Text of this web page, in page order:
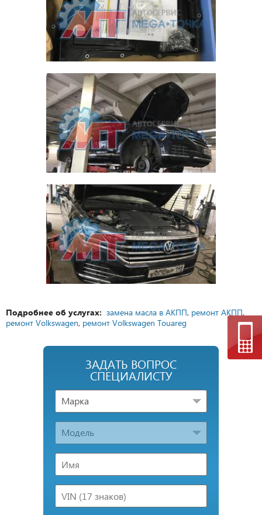
Подробнее об услугах: замена масла в АКПП, ремонт АКПП,
ремонт Volkswagen, ремонт Volkswagen Touareg
ЗАДАТЬ ВОПРОС
СПЕЦИАЛИСТУ
Марка
Модель